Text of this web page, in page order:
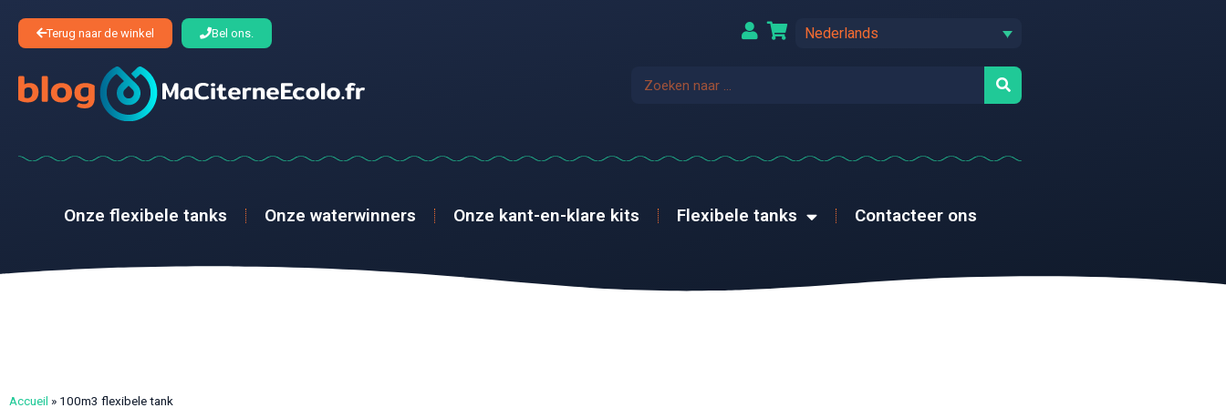
Terug naar de winkel Bel ons. Nederlands
Onze flexibele tanks Onze waterwinners Onze kant-en-klare kits Flexibele tanks Contacteer ons
Accueil » 100m3 flexibele tank